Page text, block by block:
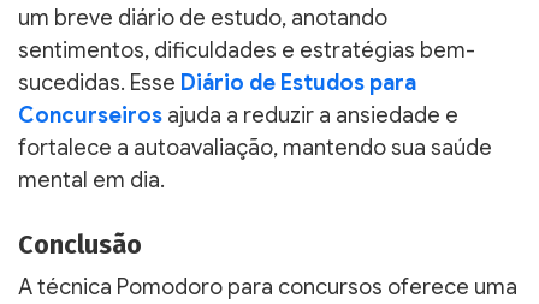
um breve diário de estudo, anotando
sentimentos, dificuldades e estratégias bem-
sucedidas. Esse Diário de Estudos para
Concurseiros ajuda a reduzir a ansiedade e
fortalece a autoavaliação, mantendo sua saúde
mental em dia.
Conclusão
A técnica Pomodoro para concursos oferece uma